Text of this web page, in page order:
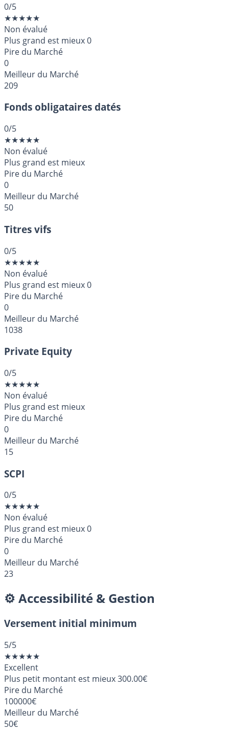
0/5
★★★★★
Non évalué
Plus grand est mieux0
Pire du Marché
0
Meilleur du Marché
209
Fonds obligataires datés
0/5
★★★★★
Non évalué
Plus grand est mieux
Pire du Marché
0
Meilleur du Marché
50
Titres vifs
0/5
★★★★★
Non évalué
Plus grand est mieux0
Pire du Marché
0
Meilleur du Marché
1038
Private Equity
0/5
★★★★★
Non évalué
Plus grand est mieux
Pire du Marché
0
Meilleur du Marché
15
SCPI
0/5
★★★★★
Non évalué
Plus grand est mieux0
Pire du Marché
0
Meilleur du Marché
23
⚙️ Accessibilité & Gestion
Versement initial minimum
5/5
★★★★★
Excellent
Plus petit montant est mieux300.00€
Pire du Marché
100000€
Meilleur du Marché
50€